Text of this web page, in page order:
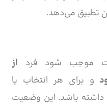
تطبیق می‌دهد.
موجب شود فرد از
و برای هر انتخاب یا
داشته باشد. این وضعیت